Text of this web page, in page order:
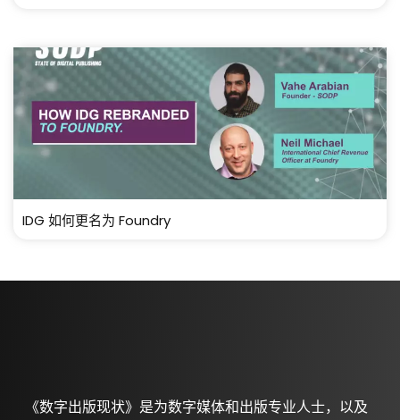
IDG 如何更名为 Foundry
《数字出版现状》是为数字媒体和出版专业人士，以及